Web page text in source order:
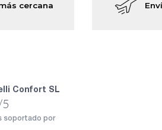
cercana
Confort SL
soportado por